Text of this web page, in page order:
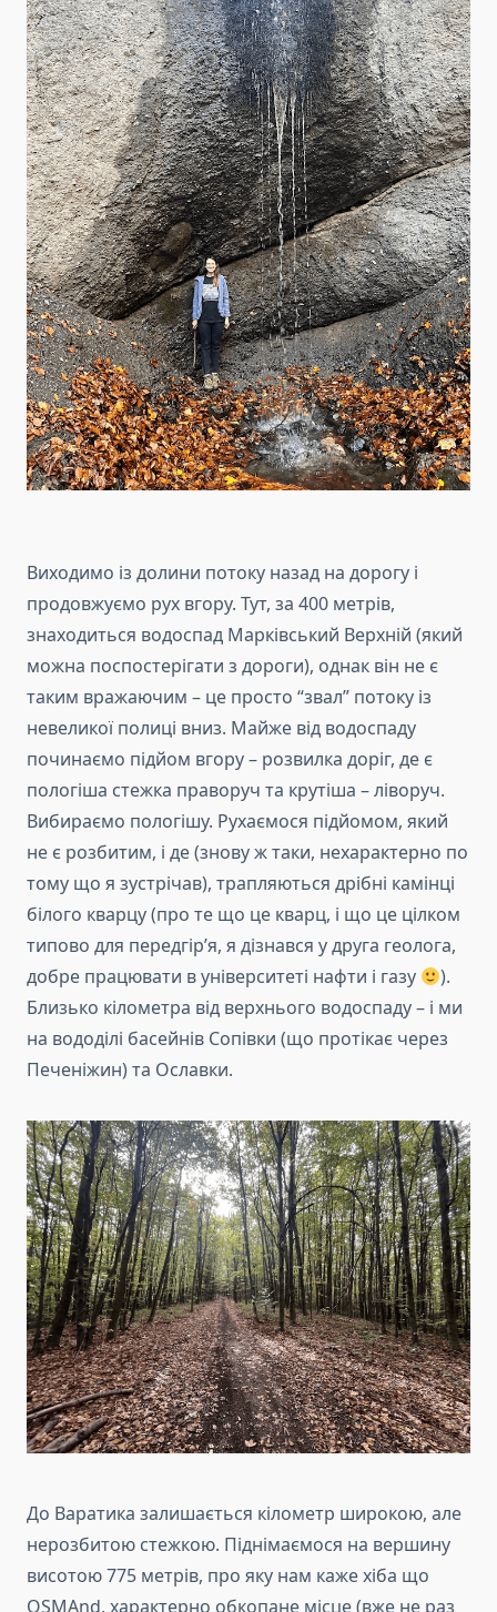
Виходимо із долини потоку назад на дорогу і
продовжуємо рух вгору. Тут, за 400 метрів,
знаходиться водоспад Марківський Верхній (який
можна поспостерігати з дороги), однак він не є
таким вражаючим – це просто “звал” потоку із
невеликої полиці вниз. Майже від водоспаду
починаємо підйом вгору – розвилка доріг, де є
пологіша стежка праворуч та крутіша – ліворуч.
Вибираємо пологішу. Рухаємося підйомом, який
не є розбитим, і де (знову ж таки, нехарактерно по
тому що я зустрічав), трапляються дрібні камінці
білого кварцу (про те що це кварц, і що це цілком
типово для передгір’я, я дізнався у друга геолога,
добре працювати в університеті нафти і газу
).
Близько кілометра від верхнього водоспаду – і ми
на вододілі басейнів Сопівки (що протікає через
Печеніжин) та Ославки.
До Варатика залишається кілометр широкою, але
нерозбитою стежкою. Піднімаємося на вершину
висотою 775 метрів, про яку нам каже хіба що
OSMAnd, характерно обкопане місце (вже не раз